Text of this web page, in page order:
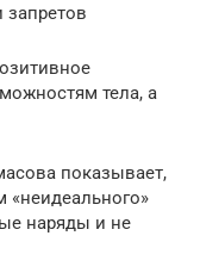
запретов
тела, а
показывает,
наряды и не